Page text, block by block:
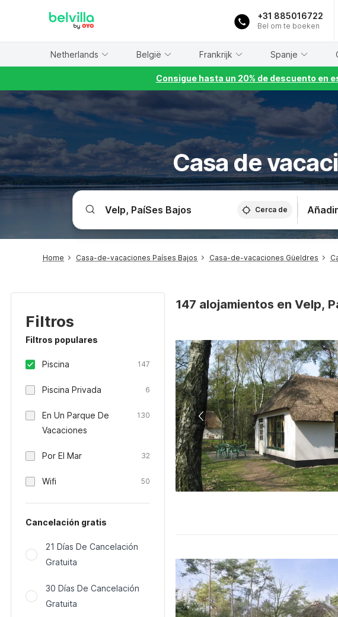
+31 885016722
Bel om te boeken
Netherlands België Frankrijk Spanje
Consigue hasta un 20% de descuento en
Casa de
Cerca de
Home Casa-de-vacaciones Países Bajos Casa-de-vacaciones Güeldres
Filtros
Filtros populares
Piscina 147
Piscina Privada 6
En Un Parque De
Vacaciones
130
Por El Mar 32
Wifi 50
Cancelación gratis
21 Días De Cancelación
Gratuita
30 Días De Cancelación
Gratuita
147 alojamientos en Velp,